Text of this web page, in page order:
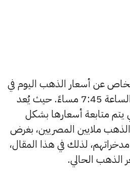
عن أسعار الذهب اليوم في
مصر الأربعاء 3 ديسمبر الساعة 7:45 مساءً. حيث يُعد
متابعة أسعارها بشكل
ملايين المصريين، بغرض
لذلك في هذا المقال،
الحالي.